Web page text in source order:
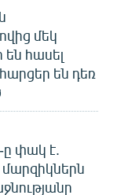
մեկ
հասել
են դեռ
փակ է.